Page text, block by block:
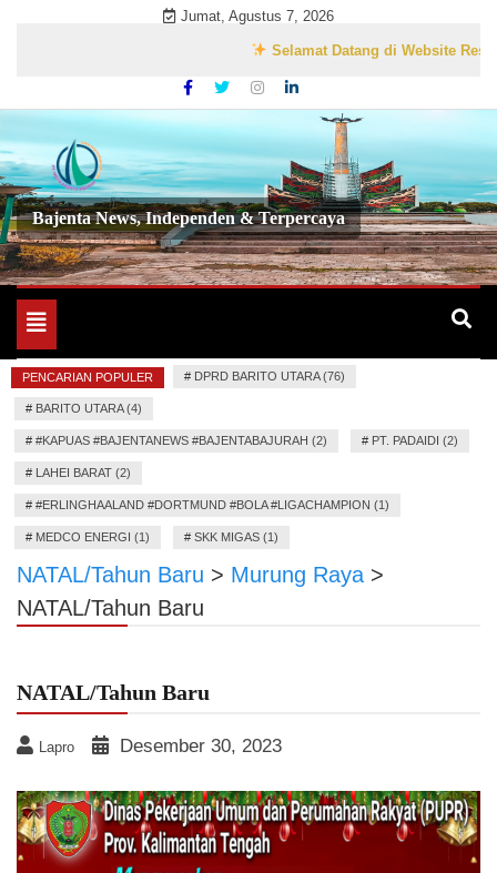
Jumat, Agustus 7, 2026
Selamat Datang di Website Resmi
Bajenta News, Independen & Terpercaya
Toggle
navigation
PENCARIAN POPULER # DPRD BARITO UTARA (76)
# BARITO UTARA (4)
# #KAPUAS #BAJENTANEWS #BAJENTABAJURAH (2) # PT. PADAIDI (2)
# LAHEI BARAT (2)
# #ERLINGHAALAND #DORTMUND #BOLA #LIGACHAMPION (1)
# MEDCO ENERGI (1) # SKK MIGAS (1)
NATAL/Tahun Baru > Murung Raya >
NATAL/Tahun Baru
NATAL/Tahun Baru
Lapro Desember 30, 2023